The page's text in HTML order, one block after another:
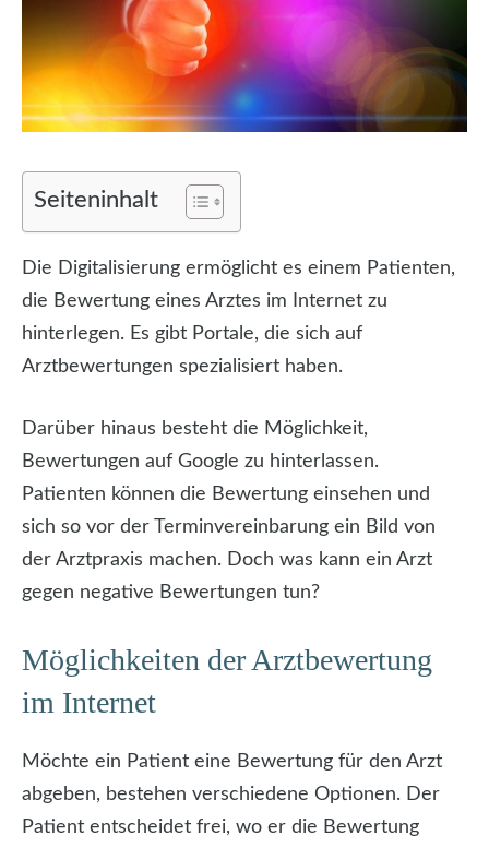
Seiteninhalt
Die Digitalisierung ermöglicht es einem Patienten,
die Bewertung eines Arztes im Internet zu
hinterlegen. Es gibt Portale, die sich auf
Arztbewertungen spezialisiert haben.
Darüber hinaus besteht die Möglichkeit,
Bewertungen auf Google zu hinterlassen.
Patienten können die Bewertung einsehen und
sich so vor der Terminvereinbarung ein Bild von
der Arztpraxis machen. Doch was kann ein Arzt
gegen negative Bewertungen tun?
Möglichkeiten der Arztbewertung
im Internet
Möchte ein Patient eine Bewertung für den Arzt
abgeben, bestehen verschiedene Optionen. Der
Patient entscheidet frei, wo er die Bewertung